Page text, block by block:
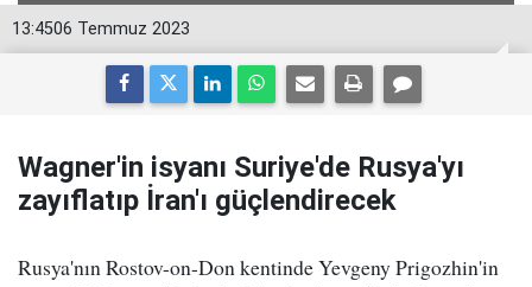
13:4506 Temmuz 2023
Wagner'in isyanı Suriye'de Rusya'yı
zayıflatıp İran'ı güçlendirecek
Rusya'nın Rostov-on-Don kentinde Yevgeny Prigozhin'in